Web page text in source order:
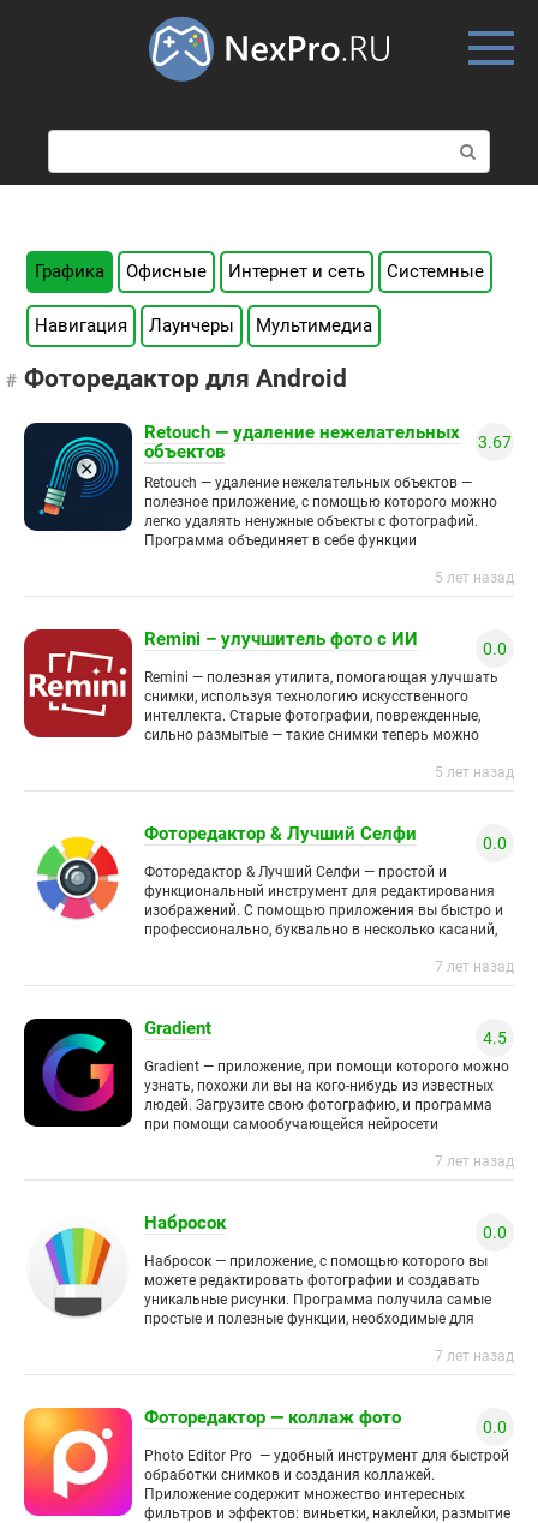
о
и
:
Графика Офисные Интернет и сеть Системные
Навигация Лаунчеры Мультимедиа
Фоторедактор для Android
Retouch — удаление нежелательных
объектов
3.67
Retouch — удаление нежелательных объектов —
полезное приложение, с помощью которого можно
легко удалять ненужные объекты с фотографий.
Программа объединяет в себе функции
5 лет назад
Remini – улучшитель фото с ИИ 0.0
Remini — полезная утилита, помогающая улучшать
снимки, используя технологию искусственного
интеллекта. Старые фотографии, поврежденные,
сильно размытые — такие снимки теперь можно
5 лет назад
Фоторедактор & Лучший Селфи 0.0
Фоторедактор & Лучший Селфи — простой и
функциональный инструмент для редактирования
изображений. С помощью приложения вы быстро и
профессионально, буквально в несколько касаний,
7 лет назад
Gradient 4.5
Gradient — приложение, при помощи которого можно
узнать, похожи ли вы на кого-нибудь из известных
людей. Загрузите свою фотографию, и программа
при помощи самообучающейся нейросети
7 лет назад
Набросок 0.0
Набросок — приложение, с помощью которого вы
можете редактировать фотографии и создавать
уникальные рисунки. Программа получила самые
простые и полезные функции, необходимые для
7 лет назад
Фоторедактор — коллаж фото 0.0
Photo Editor Pro — удобный инструмент для быстрой
обработки снимков и создания коллажей.
Приложение содержит множество интересных
фильтров и эффектов: виньетки, наклейки, размытие